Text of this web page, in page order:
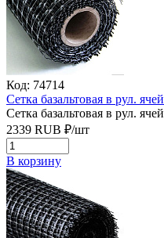
Код: 74714
Сетка базальтовая в рул.
Сетка базальтовая в рул.
2339 RUB ₽/шт
В корзину